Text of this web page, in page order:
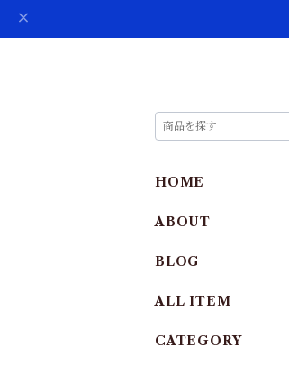
HOME
ABOUT
BLOG
ALL ITEM
CATEGORY